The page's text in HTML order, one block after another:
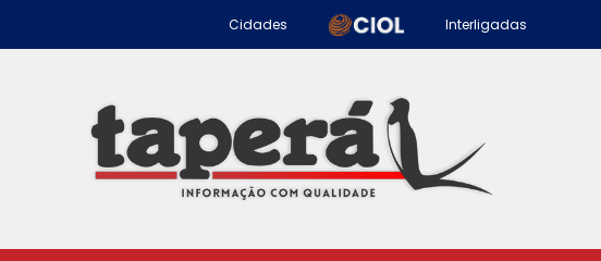
Cidades Interligadas